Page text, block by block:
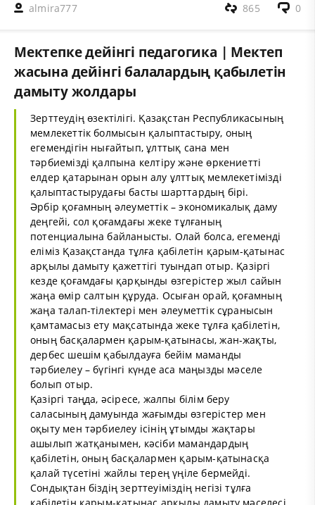
almira777 0
865
Мектепке дейінгі педагогика | Мектеп
жасына дейінгі балалардың қабылетін
дамыту жолдары
Зерттеудің өзектілігі. Қазақстан Республикасының
мемлекеттік болмысын қалыптастыру, оның
егемендігін нығайтып, ұлттық сана мен
тәрбиемізді қалпына келтіру және өркениетті
елдер қатарынан орын алу ұлттық мемлекетімізді
қалыптастырудағы басты шарттардың бірі.
Әрбір қоғамның әлеуметтік – экономикалық даму
деңгейі, сол қоғамдағы жеке тұлғаның
потенциалына байланысты. Олай болса, егеменді
еліміз Қазақстанда тұлға қабілетін қарым-қатынас
арқылы дамыту қажеттігі туындап отыр. Қазіргі
кезде қоғамдағы қарқынды өзгерістер жыл сайын
жаңа өмір салтын құруда. Осыған орай, қоғамның
жаңа талап-тілектері мен әлеуметтік сұранысын
қамтамасыз ету мақсатында жеке тұлға қабілетін,
оның басқалармен қарым-қатынасы, жан-жақты,
дербес шешім қабылдауға бейім маманды
тәрбиелеу – бүгінгі күнде аса маңызды мәселе
болып отыр.
Қазіргі таңда, әсіресе, жалпы білім беру
саласының дамуында жағымды өзгерістер мен
оқыту мен тәрбиелеу ісінің ұтымды жақтары
ашылып жатқанымен, кәсіби мамандардың
қабілетін, оның басқалармен қарым-қатынасқа
қалай түсетіні жайлы терең үңіле бермейді.
Сондықтан біздің зерттеуіміздің негізі тұлға